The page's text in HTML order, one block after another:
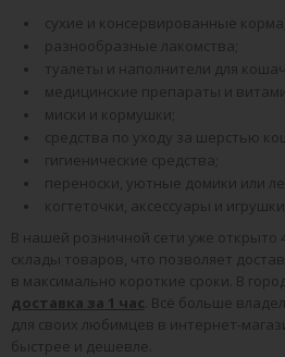
сухие и консервированные корма;
разнообразные лакомства;
туалеты и наполнители для
медицинские препараты и
миски и кормушки;
средства по уходу за шерстью
гигиенические средства;
переноски, уютные домики или
когтеточки, аксессуары и игрушки.
В нашей розничной сети уже открыто
склады товаров, что позволяет
в максимально короткие сроки. В
доставка за 1 час . Всё больше
для своих любимцев в интернет-
быстрее и дешевле.